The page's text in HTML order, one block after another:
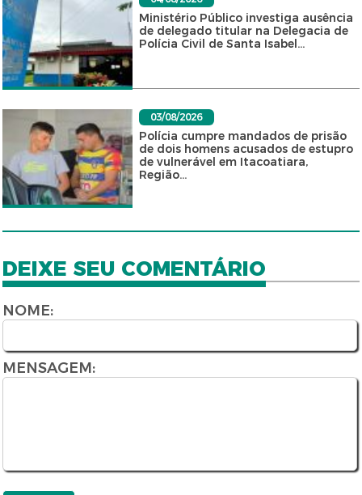
Ministério Público investiga ausência
de delegado titular na Delegacia de
Polícia Civil de Santa Isabel...
03/08/2026
Polícia cumpre mandados de prisão
de dois homens acusados de estupro
de vulnerável em Itacoatiara,
Região...
DEIXE SEU COMENTÁRIO
NOME:
MENSAGEM: